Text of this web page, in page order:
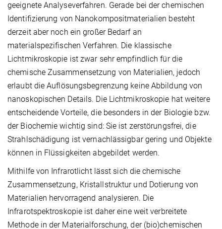
geeignete Analyseverfahren. Gerade bei der chemischen
Identifizierung von Nanokompositmaterialien besteht
derzeit aber noch ein großer Bedarf an
materialspezifischen Verfahren. Die klassische
Lichtmikroskopie ist zwar sehr empfindlich für die
chemische Zusammensetzung von Materialien, jedoch
erlaubt die Auflösungsbegrenzung keine Abbildung von
nanoskopischen Details. Die Lichtmikroskopie hat weitere
entscheidende Vorteile, die besonders in der Biologie bzw.
der Biochemie wichtig sind: Sie ist zerstörungsfrei, die
Strahlschädigung ist vernachlässigbar gering und Objekte
können in Flüssigkeiten abgebildet werden.
Mithilfe von Infrarotlicht lässt sich die chemische
Zusammensetzung, Kristallstruktur und Dotierung von
Materialien hervorragend analysieren. Die
Infrarotspektroskopie ist daher eine weit verbreitete
Methode in der Materialforschung, der (bio)chemischen